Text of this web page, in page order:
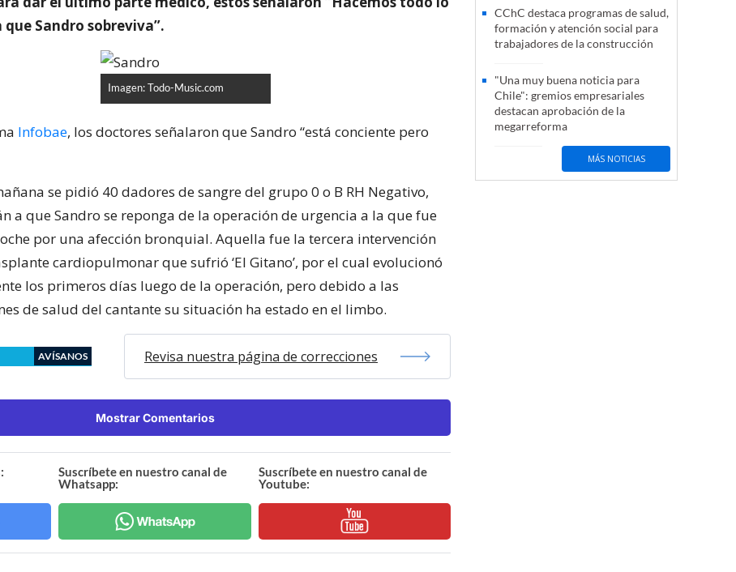
que Sandro sobreviva”.
Imagen: Todo-Music.com
Infobae, los doctores señalaron que Sandro “está conciente pero
se pidió 40 dadores de sangre del grupo 0 o B RH Negativo,
a que Sandro se reponga de la operación de urgencia a la que fue
por una afección bronquial. Aquella fue la tercera intervención
cardiopulmonar que sufrió ‘El Gitano’, por el cual evolucionó
los primeros días luego de la operación, pero debido a las
de salud del cantante su situación ha estado en el limbo.
AVÍSANOS Revisa nuestra página de correcciones
Mostrar Comentarios
Suscríbete en nuestro canal de
Whatsapp:
Suscríbete en nuestro canal de
Youtube:
CChC destaca programas de salud,
formación y atención social para
trabajadores de la construcción
"Una muy buena noticia para
Chile": gremios empresariales
destacan aprobación de la
megarreforma
MÁS NOTICIAS